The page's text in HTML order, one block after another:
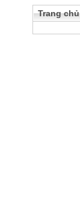
Trang chủ